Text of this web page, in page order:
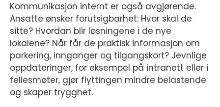
Kommunikasjon internt er også avgjørende.
Ansatte ønsker forutsigbarhet: Hvor skal de
sitte? Hvordan blir løsningene i de nye
lokalene? Når får de praktisk informasjon om
parkering, innganger og tilgangskort? Jevnlige
oppdateringer, for eksempel på intranett eller i
fellesmøter, gjør flyttingen mindre belastende
og skaper trygghet.